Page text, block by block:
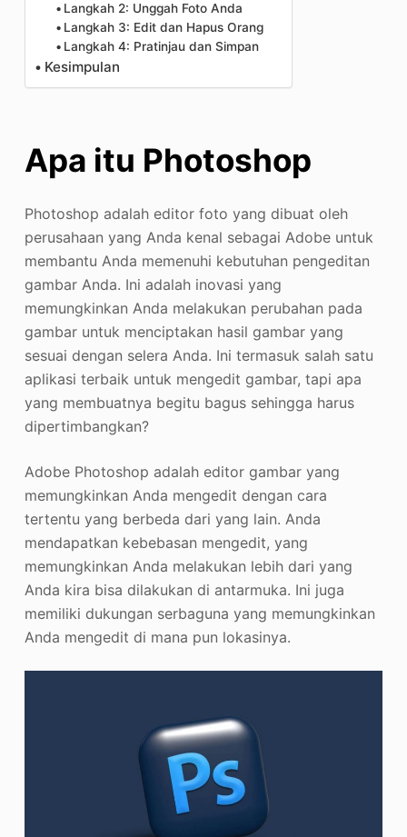
Langkah 2: Unggah Foto Anda
Langkah 3: Edit dan Hapus Orang
Langkah 4: Pratinjau dan Simpan
Kesimpulan
Apa itu Photoshop
Photoshop adalah editor foto yang dibuat oleh
perusahaan yang Anda kenal sebagai Adobe untuk
membantu Anda memenuhi kebutuhan pengeditan
gambar Anda. Ini adalah inovasi yang
memungkinkan Anda melakukan perubahan pada
gambar untuk menciptakan hasil gambar yang
sesuai dengan selera Anda. Ini termasuk salah satu
aplikasi terbaik untuk mengedit gambar, tapi apa
yang membuatnya begitu bagus sehingga harus
dipertimbangkan?
Adobe Photoshop adalah editor gambar yang
memungkinkan Anda mengedit dengan cara
tertentu yang berbeda dari yang lain. Anda
mendapatkan kebebasan mengedit, yang
memungkinkan Anda melakukan lebih dari yang
Anda kira bisa dilakukan di antarmuka. Ini juga
memiliki dukungan serbaguna yang memungkinkan
Anda mengedit di mana pun lokasinya.